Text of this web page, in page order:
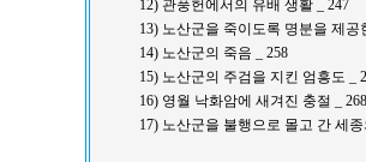
12) 관풍헌에서의 유배 생활 _ 247
13) 노산군을 죽이도록 명분을 제공
14) 노산군의 죽음 _ 258
15) 노산군의 주검을 지킨 엄흥도 _
16) 영월 낙화암에 새겨진 충절 _ 268
17) 노산군을 불행으로 몰고 간 세